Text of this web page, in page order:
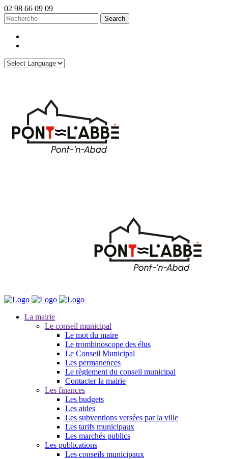
02 98 66 09 09
La mairie
Le conseil municipal
Le mot du maire
Le trombinoscope des élus
Le Conseil Municipal
Les permanences
Le règlement du conseil municipal
Contacter la mairie
Les finances
Les budgets
Les aides
Les subventions versées par la ville
Les tarifs municipaux
Les marchés publics
Les publications
Les conseils municipaux